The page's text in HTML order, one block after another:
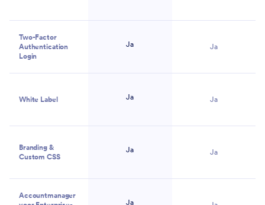
Two-Factor
Authentication
Login
Ja Ja
White Label Ja Ja
Branding &
Custom CSS
Ja Ja
Accountmanager
Ja